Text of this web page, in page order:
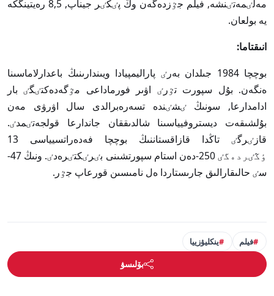
مەلٸمەتٸنشە, فيلم جٷزدەگەن وڭ پٸكٸر جيناپ, 8,5 رەيتينگكە
يە بولعان.
انىقتاما:
بوچچا 1984 جىلدان بەرٸ پاراليمپيادا ويىندارىنىڭ باعدارلاماسىنا
ەنگەن. بۇل سپورت تٷرٸ اۋىر فورماداعى مٷگەدەكتٸگٸ بار
ادامدارعا, سونىڭ ٸشٸندە تسەرەبرالدى سال اۋرۋى مەن
بۇلشىقەت ديستروفيياسىنا شالدىققان جاندارعا قولجەتٸمدٸ.
قازٸرگٸ تاڭدا قازاقستاننىڭ بوچچا فەدەراتسيياسى 13
ٶڭٸردەگٸ 250-دەن استام سپورتشىنى بٸرٸكتٸرەدٸ. ونىڭ 47-
سٸ حالىقارالىق جارىستاردا ەل نامىسىن قورعاپ جٷر.
فيلم ينكليۋزييا
بۆلىسۋ